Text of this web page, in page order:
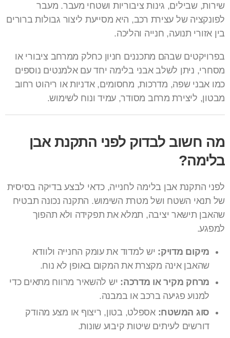
שירות, שבילים, גינות ציבוריות ושטחי מעבר. מעבר
לפונקציה של עצירת רכב, היא מסייעת ליצור גבולות ברורים
בין אזורי תנועה, חנייה והליכה.
בפרויקטים שבהם מתכננים חניון כחלק ממרחב ציבורי או
מסחרי, ניתן לשלב אבני בלימה יחד עם אלמנטים נוספים
כמו אבני שפה, מדרכות, מחסומים, אדניות או ריהוט רחוב
מבטון, ליצירת מרחב מסודר, עמיד ונוח לשימוש.
מה חשוב לבדוק לפני התקנת אבן
בלימה?
לפני התקנת אבן בלימה לחנייה, כדאי לבצע בדיקה בסיסית
של תנאי השטח ושל מטרת השימוש. התקנה נכונה תבטיח
שהאבן תישאר יציבה, תמלא את תפקידה ולא תהפוך
למפגע.
מיקום מדויק: יש למדוד את עומק החנייה ולוודא
שהאבן אינה מקצרת את המקום באופן לא נוח.
מרחק מקיר או מדרכה: יש להשאיר מרווח מתאים כדי
למנוע פגיעה ברכב או במבנה.
סוג המשטח: אספלט, בטון, ריצוף או מצע מהודק
דורשים לעיתים שיטות קיבוע שונות.